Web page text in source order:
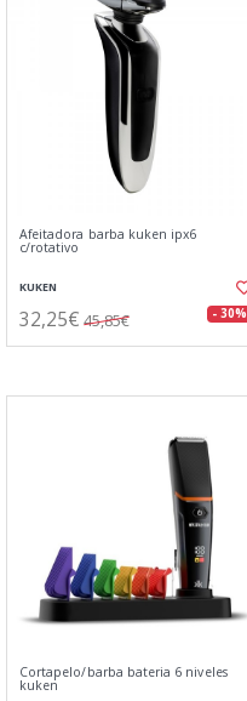
Afeitadora barba kuken ipx6
c/rotativo
KUKEN
32,25€ 45,85€ - 30%
Cortapelo/barba bateria 6 niveles
kuken